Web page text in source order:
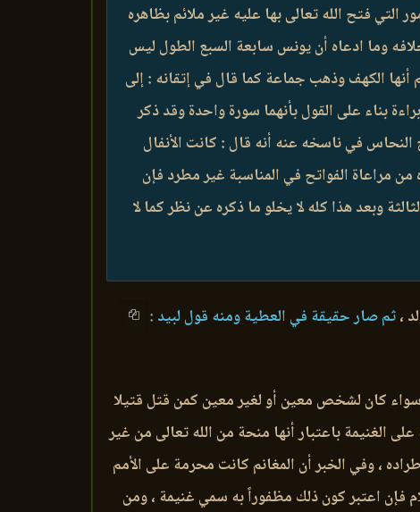
فتح الله تعالى بها عليه غير ملائم بظاهره
وما ادعاه أن يونس سابعة السبع الطول ليس
الكهف وذهب جماعة كما قال في إتقانه : إلى
بناء على القول بأنهما سورة واحدة وقد ذكر
النحاس في ناسخه عنه أنه قال : كانت الأنفال
مراعاة الفواتح في المناسبة غير مطرد فإن
وبعد هذا كله لا يخلو ما ذكره عن نظر كما لا
،ثم صار حقيقة في العطية ومنه قول لبيد :
سواء كان لشخص معين أو لغير معين كمن قتل قتيلا
الغنيمة باعتبار أنها منحة من الله تعالى من غير
، وفي الخبر أن المغانم كانت محرمة على الأمم
فإن اعتبر كون ذلك مظفوراً به سمي غنيمة ، ومن